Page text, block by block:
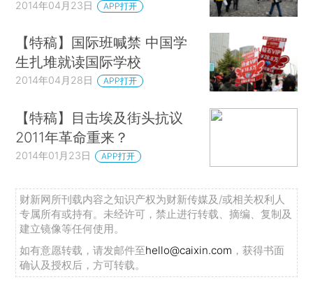
2014年04月23日 APP打开
【特稿】国际班喊禁 中国学
生扎堆就读国际学校
2014年04月28日 APP打开
【特稿】目击埃及街头抗议
2011年革命重来？
2014年01月23日 APP打开
财新网所刊载内容之知识产权为财新传媒及/或相关权利人
专属所有或持有。未经许可，禁止进行转载、摘编、复制及
建立镜像等任何使用。
如有意愿转载，请发邮件至hello@caixin.com ，获得书面
确认及授权后，方可转载。